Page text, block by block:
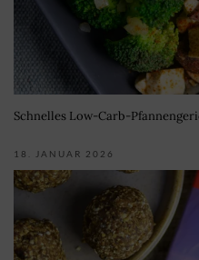
Schnelles Low-Carb-
18. JANUAR 2026